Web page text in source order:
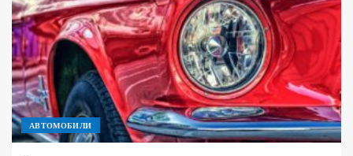
АВТОМОБИЛИ